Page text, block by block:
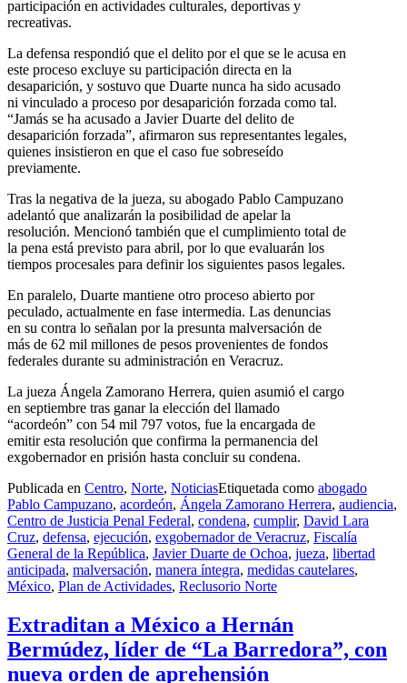
participación en actividades culturales, deportivas y
recreativas.
La defensa respondió que el delito por el que se le acusa en
este proceso excluye su participación directa en la
desaparición, y sostuvo que Duarte nunca ha sido acusado
ni vinculado a proceso por desaparición forzada como tal.
“Jamás se ha acusado a Javier Duarte del delito de
desaparición forzada”, afirmaron sus representantes legales,
quienes insistieron en que el caso fue sobreseído
previamente.
Tras la negativa de la jueza, su abogado Pablo Campuzano
adelantó que analizarán la posibilidad de apelar la
resolución. Mencionó también que el cumplimiento total de
la pena está previsto para abril, por lo que evaluarán los
tiempos procesales para definir los siguientes pasos legales.
En paralelo, Duarte mantiene otro proceso abierto por
peculado, actualmente en fase intermedia. Las denuncias
en su contra lo señalan por la presunta malversación de
más de 62 mil millones de pesos provenientes de fondos
federales durante su administración en Veracruz.
La jueza Ángela Zamorano Herrera, quien asumió el cargo
en septiembre tras ganar la elección del llamado
“acordeón” con 54 mil 797 votos, fue la encargada de
emitir esta resolución que confirma la permanencia del
exgobernador en prisión hasta concluir su condena.
Publicada en Centro, Norte, NoticiasEtiquetada como abogado
Pablo Campuzano, acordeón, Ángela Zamorano Herrera, audiencia,
Centro de Justicia Penal Federal, condena, cumplir, David Lara
Cruz, defensa, ejecución, exgobernador de Veracruz, Fiscalía
General de la República, Javier Duarte de Ochoa, jueza, libertad
anticipada, malversación, manera íntegra, medidas cautelares,
México, Plan de Actividades, Reclusorio Norte
Extraditan a México a Hernán
Bermúdez, líder de “La Barredora”, con
nueva orden de aprehensión